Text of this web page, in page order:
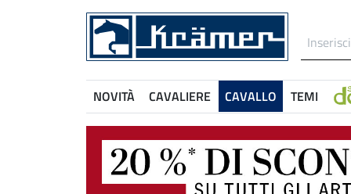
NOVITÀ CAVALIERE CAVALLO TEMI